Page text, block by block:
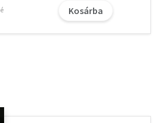
Kosárba